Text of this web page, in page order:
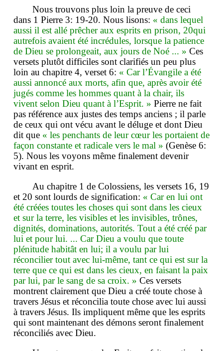
Nous trouvons plus loin la preuve de ceci
dans 1 Pierre 3: 19-20. Nous lisons: « dans lequel
aussi il est allé prêcher aux esprits en prison, 20qui
autrefois avaient été incrédules, lorsque la patience
de Dieu se prolongeait, aux jours de Noé ... » Ces
versets plutôt difficiles sont clarifiés un peu plus
loin au chapitre 4, verset 6: « Car l’Évangile a été
aussi annoncé aux morts, afin que, après avoir été
jugés comme les hommes quant à la chair, ils
vivent selon Dieu quant à l’Esprit. » Pierre ne fait
pas référence aux justes des temps anciens ; il parle
de ceux qui ont vécu avant le déluge et dont Dieu
dit que « les penchants de leur cœur les portaient de
façon constante et radicale vers le mal » (Genèse 6:
5). Nous les voyons même finalement devenir
vivant en esprit.
Au chapitre 1 de Colossiens, les versets 16, 19
et 20 sont lourds de signification: « Car en lui ont
été créées toutes les choses qui sont dans les cieux
et sur la terre, les visibles et les invisibles, trônes,
dignités, dominations, autorités. Tout a été créé par
lui et pour lui. ... Car Dieu a voulu que toute
plénitude habitât en lui; il a voulu par lui
réconcilier tout avec lui-même, tant ce qui est sur la
terre que ce qui est dans les cieux, en faisant la paix
par lui, par le sang de sa croix. » Ces versets
montrent clairement que Dieu a créé toute chose à
travers Jésus et réconcilia toute chose avec lui aussi
à travers Jésus. Ils impliquent même que les esprits
qui sont maintenant des démons seront finalement
réconciliés avec Dieu.